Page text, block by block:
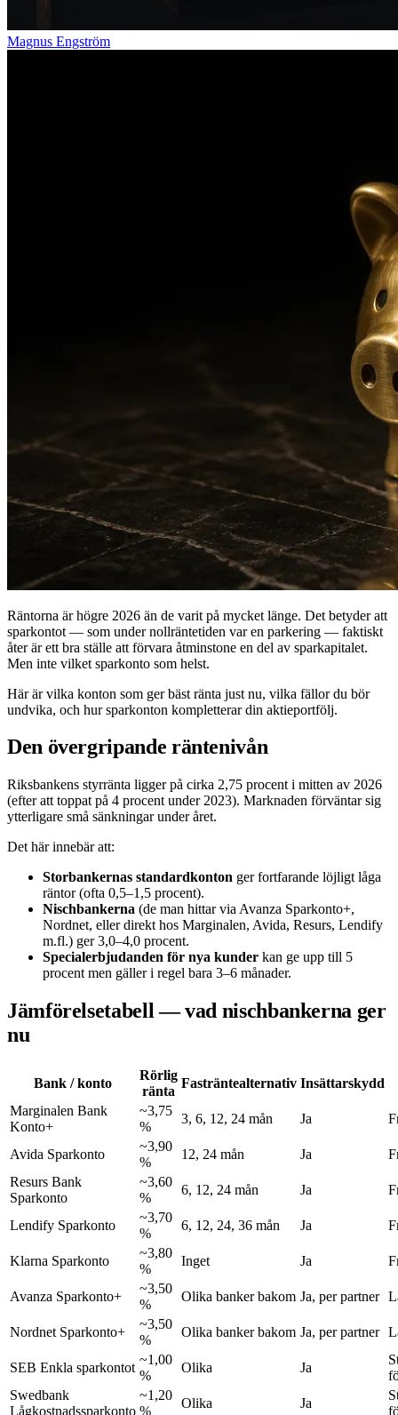
Magnus Engström
Räntorna är högre 2026 än de varit på mycket länge. Det betyder att
sparkontot — som under nollräntetiden var en parkering — faktiskt
åter är ett bra ställe att förvara åtminstone en del av sparkapitalet.
Men inte vilket sparkonto som helst.
Här är vilka konton som ger bäst ränta just nu, vilka fällor du bör
undvika, och hur sparkonton kompletterar din aktieportfölj.
Den övergripande räntenivån
Riksbankens styrränta ligger på cirka 2,75 procent i mitten av 2026
(efter att toppat på 4 procent under 2023). Marknaden förväntar sig
ytterligare små sänkningar under året.
Det här innebär att:
Storbankernas standardkonton ger fortfarande löjligt låga
räntor (ofta 0,5–1,5 procent).
Nischbankerna (de man hittar via Avanza Sparkonto+,
Nordnet, eller direkt hos Marginalen, Avida, Resurs, Lendify
m.fl.) ger 3,0–4,0 procent.
Specialerbjudanden för nya kunder kan ge upp till 5
procent men gäller i regel bara 3–6 månader.
Jämförelsetabell — vad nischbankerna ger
nu
Bank / konto
Rörlig
ränta
Fasträntealternativ Insättarskydd
Marginalen Bank
Konto+
~3,75
%
3, 6, 12, 24 mån Ja
Avida Sparkonto
~3,90
%
12, 24 mån Ja
Resurs Bank
Sparkonto
~3,60
%
6, 12, 24 mån Ja
Lendify Sparkonto
~3,70
%
6, 12, 24, 36 mån Ja
Klarna Sparkonto
~3,80
%
Inget Ja
Avanza Sparkonto+
~3,50
%
Olika banker bakom Ja, per partner
Nordnet Sparkonto+
~3,50
%
Olika banker bakom Ja, per partner
SEB Enkla sparkontot
~1,00
%
Olika Ja
Swedbank
Lågkostnadssparkonto
~1,20
%
Olika Ja